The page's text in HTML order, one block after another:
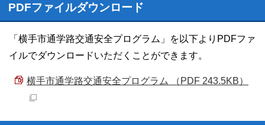
PDFファイルダウンロード
「横手市通学路交通安全プログラム」を以下よりPDFファ
イルでダウンロードいただくことができます。
横手市通学路交通安全プログラム （PDF 243.5KB）